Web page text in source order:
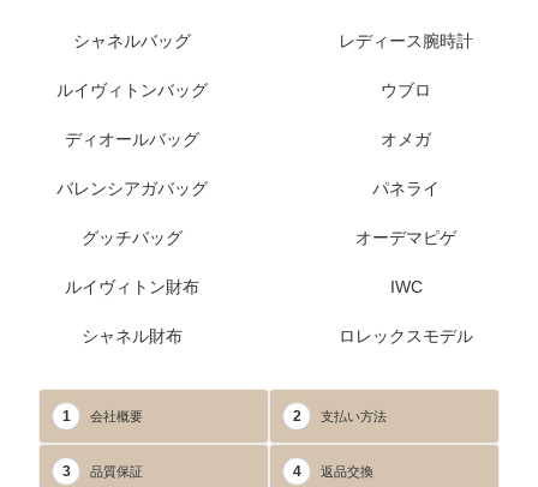
シャネルバッグ
ルイヴィトンバッグ
ディオールバッグ
バレンシアガバッグ
グッチバッグ
ルイヴィトン財布
シャネル財布
レディース腕時計
ウブロ
オメガ
パネライ
オーデマピゲ
IWC
ロレックスモデル
1 会社概要 2 支払い方法
3 品質保証 4 返品交換